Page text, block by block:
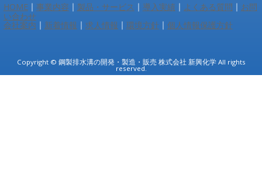
HOME｜ 事業内容 ｜ 製品・サービス ｜ 導入実績 ｜ よくある質問 ｜ お問
い合わせ
会社案内｜ 新着情報 ｜ 求人情報 ｜ 環境方針｜ 個人情報保護方針
Copyright © 鋼製排水溝の開発・製造・販売 株式会社 新興化学 All rights
reserved.